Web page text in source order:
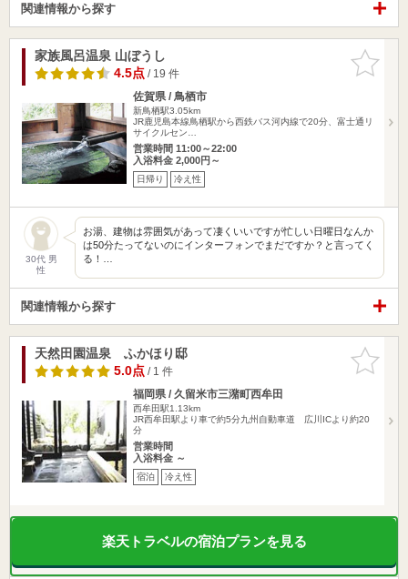
関連情報から探す
お気に入
りに追加
家族風呂温泉 山ぼうし
4.5点/ 19 件
佐賀県 / 鳥栖市
新鳥栖駅3.05km
JR鹿児島本線鳥栖駅から西鉄バス河内線で20分、富士通リ
サイクルセン…
営業時間 11:00～22:00
入浴料金 2,000円～
日帰り 冷え性
30代 男
性
お湯、建物は雰囲気があって凄くいいですが忙しい日曜日なんか
は50分たってないのにインターフォンでまだですか？と言ってく
る！…
関連情報から探す
お気に入
りに追加
天然田園温泉 ふかほり邸
5.0点/ 1 件
福岡県 / 久留米市三潴町西牟田
西牟田駅1.13km
JR西牟田駅より車で約5分九州自動車道 広川ICより約20
分
営業時間
入浴料金 ～
宿泊 冷え性
楽天トラベルの宿泊プランを見る